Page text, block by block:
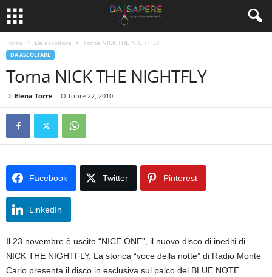
Home Da ascoltare Torna NICK THE NIGHTFLY
DA ASCOLTARE
Torna NICK THE NIGHTFLY
Di Elena Torre - Ottobre 27, 2010
Facebook Twitter Pinterest
LinkedIn
Il 23 novembre è uscito “NICE ONE”, il nuovo disco di inediti di
NICK THE NIGHTFLY. La storica “voce della notte” di Radio Monte
Carlo presenta il disco in esclusiva sul palco del BLUE NOTE